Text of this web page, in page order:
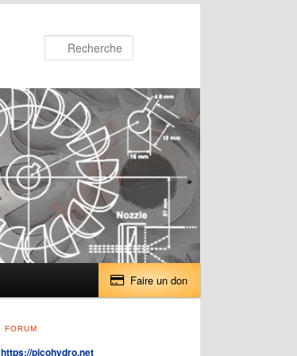
Faire un don
FORUM
https://picohydro.net